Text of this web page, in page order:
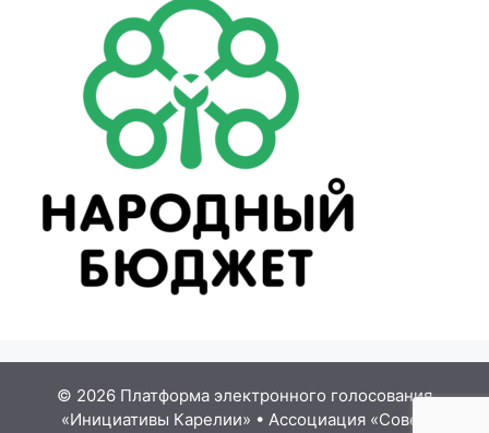
© 2026 Платформа электронного голосования
«Инициативы Карелии» • Ассоциация «Совет